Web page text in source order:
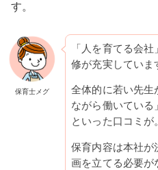
す。
保育士メグ
「人を育てる会
修が充実していま
全体的に若い先生
ながら働いている
といった口コミが
保育内容は本社が
画を立てる必要が